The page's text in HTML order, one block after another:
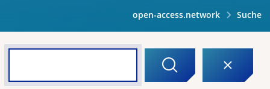
open-access.network Suche